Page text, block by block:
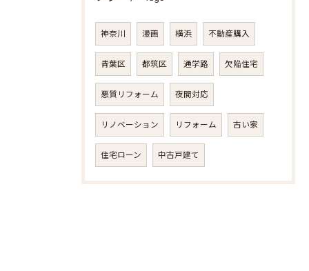
神奈川 漫画 横浜 不動産購入
青葉区 都筑区 通学路 欠陥住宅
悪質リフォーム 夜間対応
リノベーション リフォーム 古い家
住宅ローン 中古戸建て